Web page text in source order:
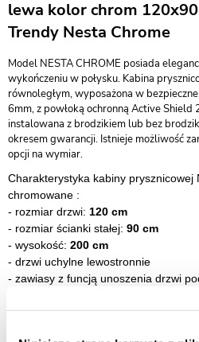
lewa kolor chrom
Trendy Nesta Chrome
Model NESTA CHROME posiada
wykończeniu w połysku. Kabina
równoległym, wyposażona w
6mm, z powłoką ochronną Active Shield
instalowana z brodzikiem lub bez
okresem gwarancji. Istnieje możliwość
opcji na wymiar.
Charakterystyka kabiny prysznicowej
chromowane :
- rozmiar drzwi: 120 cm
- rozmiar ścianki stałej: 90 cm
- wysokość: 200 cm
- drzwi uchylne lewostronnie
- zawiasy z funcją unoszenia drzwi
-szkło zabezpieczone powłoką